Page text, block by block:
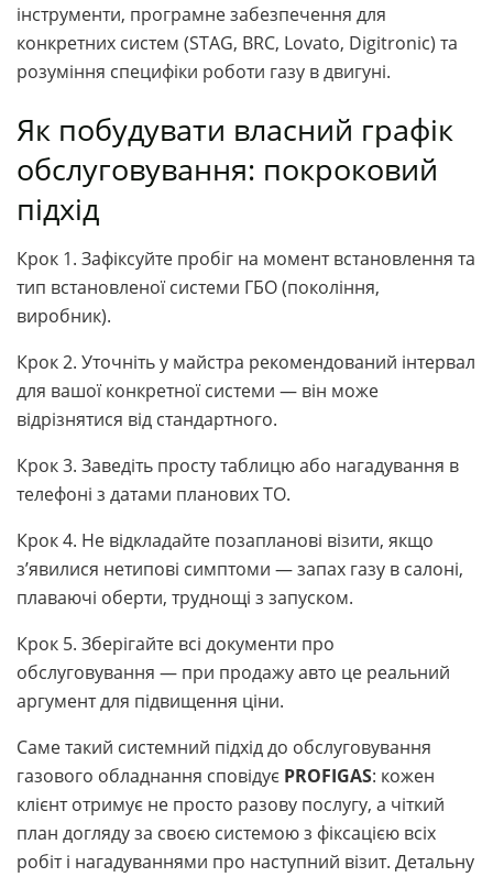
інструменти, програмне забезпечення для
конкретних систем (STAG, BRC, Lovato, Digitronic) та
розуміння специфіки роботи газу в двигуні.
Як побудувати власний графік
обслуговування: покроковий
підхід
Крок 1. Зафіксуйте пробіг на момент встановлення та
тип встановленої системи ГБО (покоління,
виробник).
Крок 2. Уточніть у майстра рекомендований інтервал
для вашої конкретної системи — він може
відрізнятися від стандартного.
Крок 3. Заведіть просту таблицю або нагадування в
телефоні з датами планових ТО.
Крок 4. Не відкладайте позапланові візити, якщо
з’явилися нетипові симптоми — запах газу в салоні,
плаваючі оберти, труднощі з запуском.
Крок 5. Зберігайте всі документи про
обслуговування — при продажу авто це реальний
аргумент для підвищення ціни.
Саме такий системний підхід до обслуговування
газового обладнання сповідує PROFIGAS: кожен
клієнт отримує не просто разову послугу, а чіткий
план догляду за своєю системою з фіксацією всіх
робіт і нагадуваннями про наступний візит. Детальну